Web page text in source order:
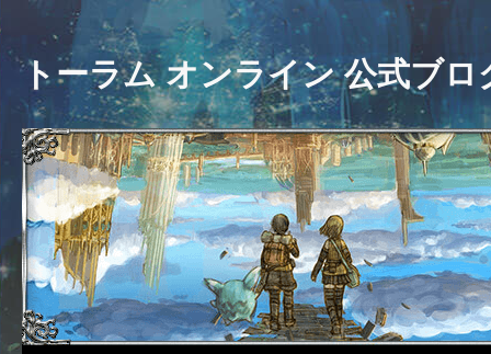
トーラム オンライン 公式ブロ